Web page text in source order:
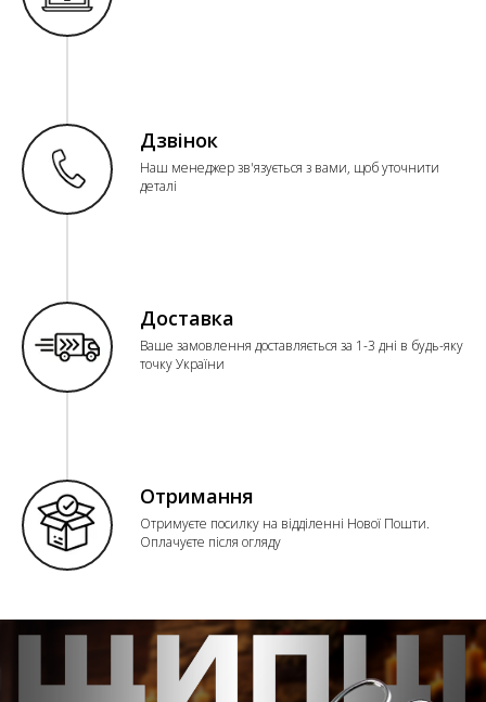
Дзвінок
Наш менеджер зв'язується з вами, щоб уточнити
деталі
Доставка
Ваше замовлення доставляється за 1-3 дні в будь-яку
точку України
Отримання
Отримуєте посилку на відділенні Нової Пошти.
Оплачуєте після огляду